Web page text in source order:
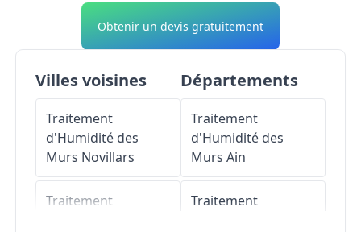
Obtenir un devis gratuitement
Villes voisines
Traitement
d'Humidité des
Murs Novillars
Traitement
Départements
Traitement
d'Humidité des
Murs Ain
Traitement